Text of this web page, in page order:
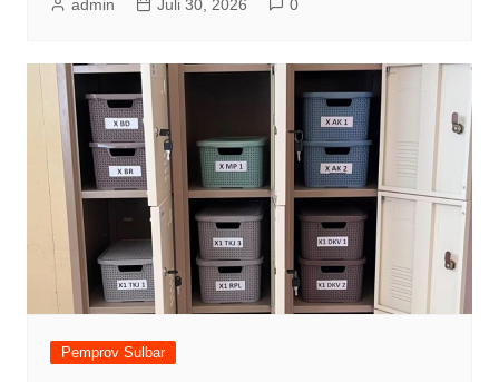
admin Juli 30, 2026 0
Pemprov Sulbar